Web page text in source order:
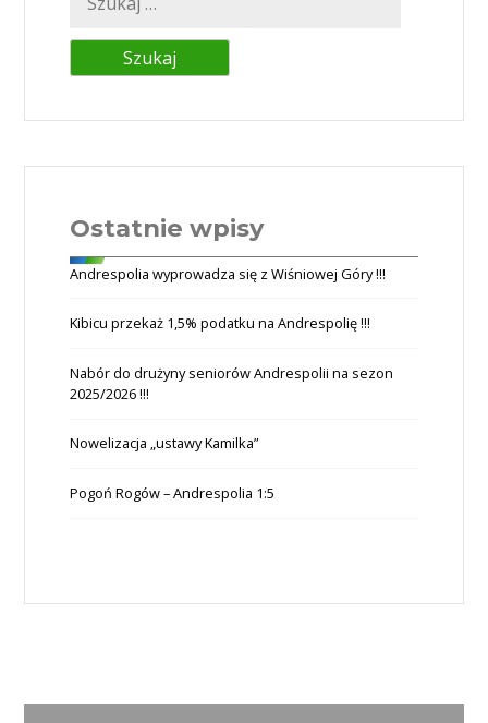
Ostatnie wpisy
Andrespolia wyprowadza się z Wiśniowej Góry !!!
Kibicu przekaż 1,5% podatku na Andrespolię !!!
Nabór do drużyny seniorów Andrespolii na sezon
2025/2026 !!!
Nowelizacja „ustawy Kamilka”
Pogoń Rogów – Andrespolia 1:5